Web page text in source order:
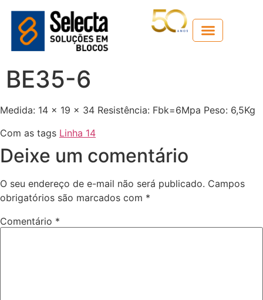
BE35-6
Medida: 14 x 19 x 34 Resistência: Fbk=6Mpa Peso: 6,5Kg
Com as tags Linha 14
Deixe um comentário
O seu endereço de e-mail não será publicado. Campos
obrigatórios são marcados com *
Comentário *